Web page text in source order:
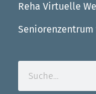
Reha Virtuelle